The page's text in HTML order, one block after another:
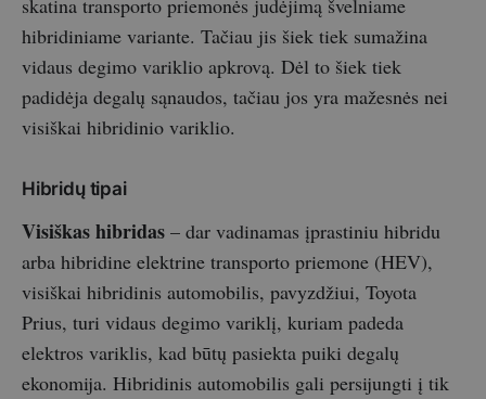
skatina transporto priemonės judėjimą švelniame
hibridiniame variante. Tačiau jis šiek tiek sumažina
vidaus degimo variklio apkrovą. Dėl to šiek tiek
padidėja degalų sąnaudos, tačiau jos yra mažesnės nei
visiškai hibridinio variklio.
Hibridų tipai
Visiškas hibridas – dar vadinamas įprastiniu hibridu
arba hibridine elektrine transporto priemone (HEV),
visiškai hibridinis automobilis, pavyzdžiui, Toyota
Prius, turi vidaus degimo variklį, kuriam padeda
elektros variklis, kad būtų pasiekta puiki degalų
ekonomija. Hibridinis automobilis gali persijungti į tik